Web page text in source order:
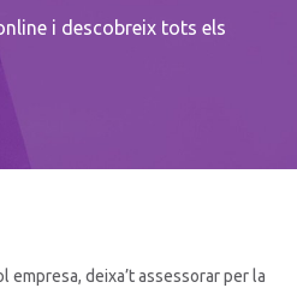
i descobreix tots els
empresa, deixa’t assessorar per la